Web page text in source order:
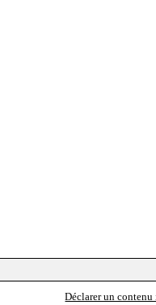
Déclarer un